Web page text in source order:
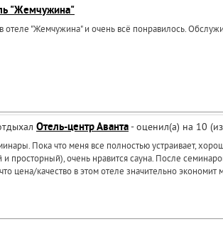
"Жемчужина"
"Жемчужина" и очень всё понравилось.
Отель-центр Аванта- оценил(а) на 10
Пока что меня все полностью устраивает,
очень нравится сауна. После
цена/качество в этом отеле значительно